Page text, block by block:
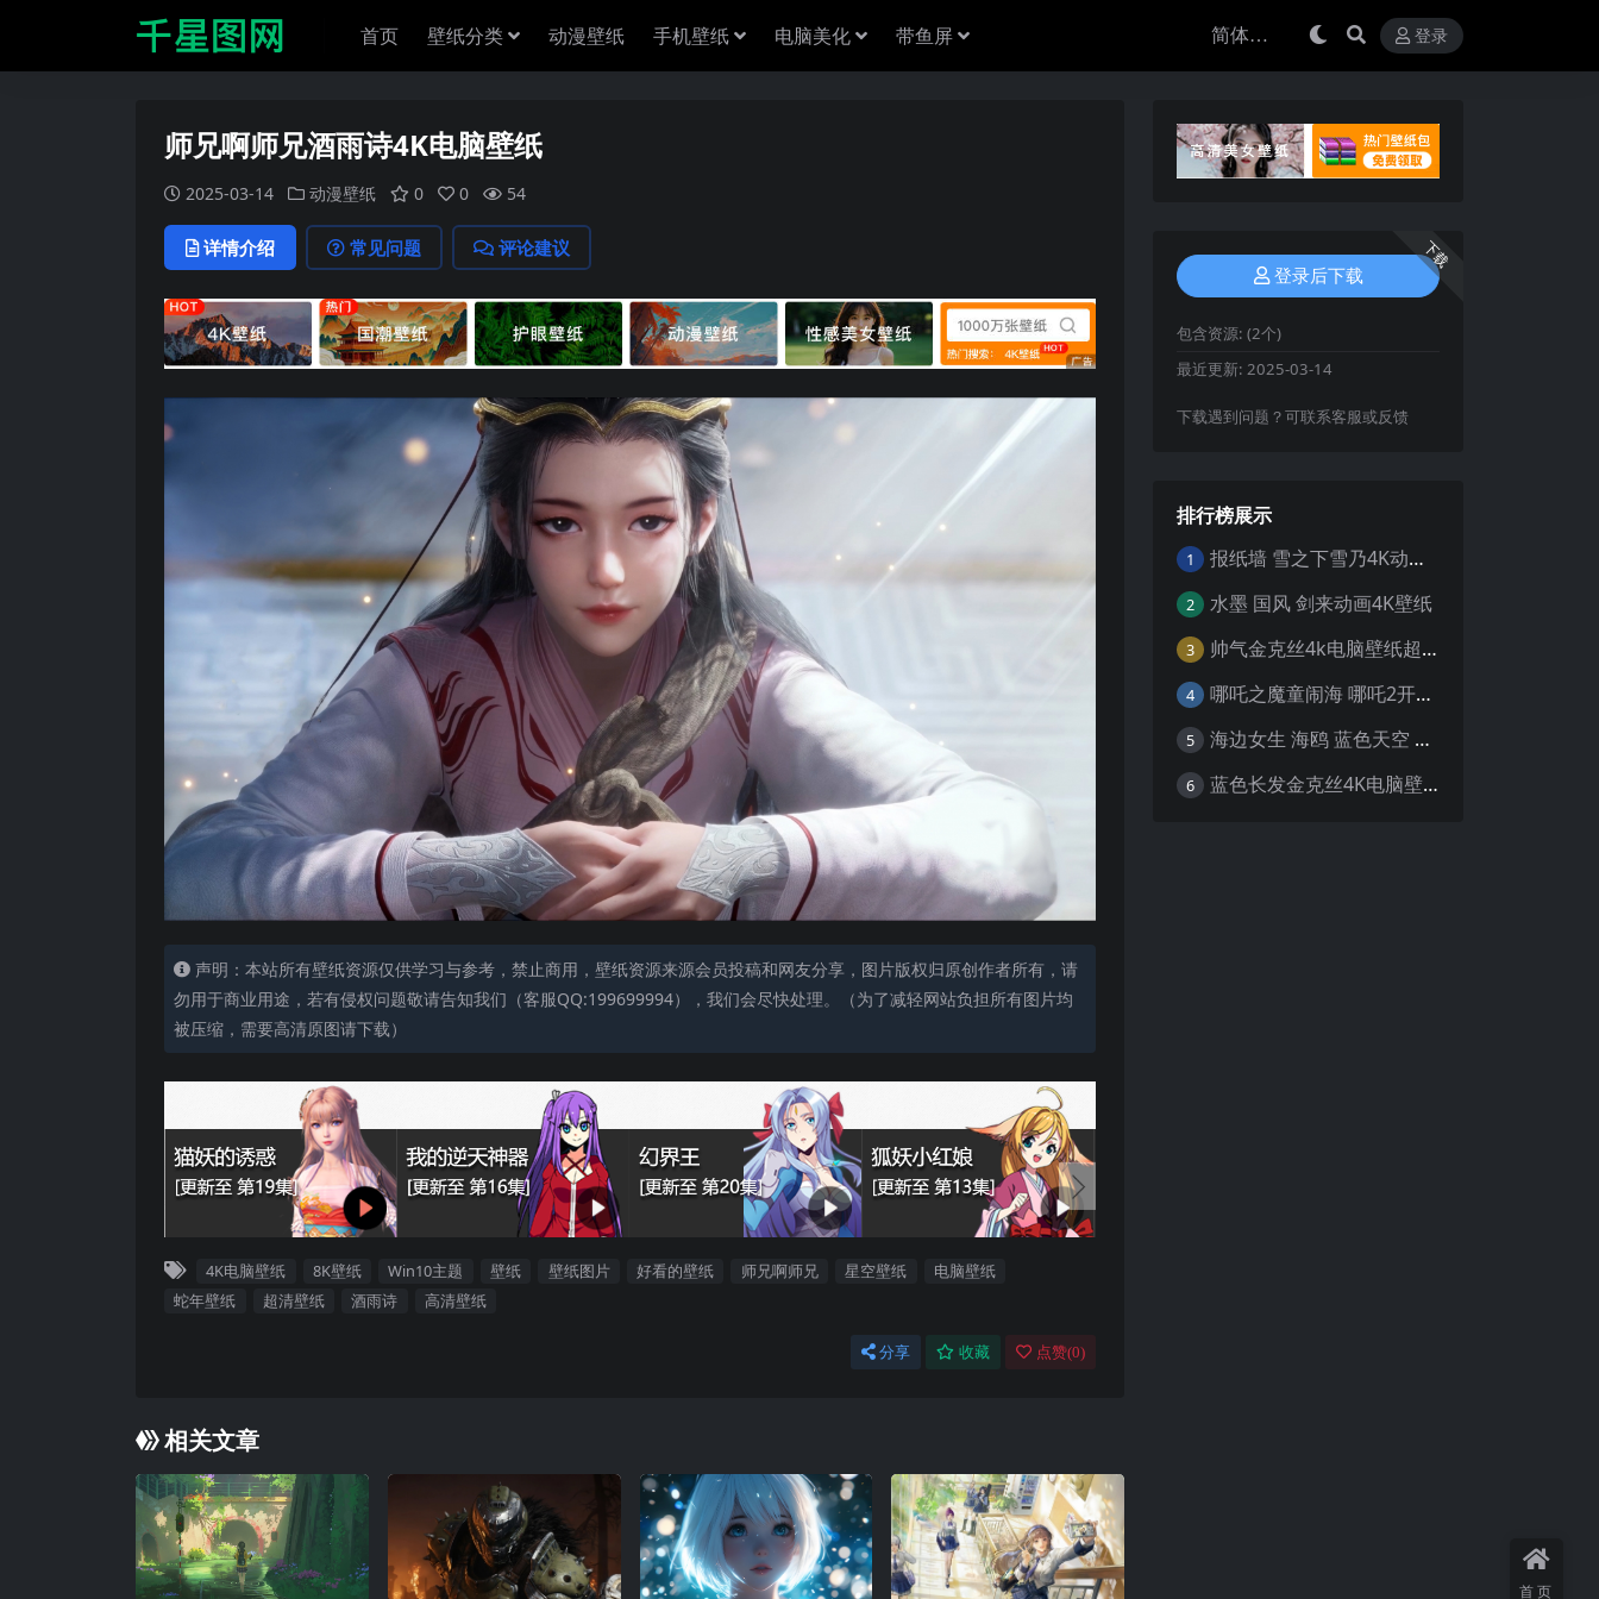
首页 壁纸分类 动漫壁纸 手机壁纸 电脑美化 带鱼屏 登录
师兄啊师兄酒雨诗4K电脑壁纸
2025-03-14 动漫壁纸 0 0 54
详情介绍 常见问题 评论建议
声明：本站所有壁纸资源仅供学习与参考，禁止商用，壁纸资源来源会员投稿和网友分享，图片版权归原创作者所有，请
勿用于商业用途，若有侵权问题敬请告知我们（客服QQ:199699994），我们会尽快处理。（为了减轻网站负担所有图片均
被压缩，需要高清原图请下载）
4K电脑壁纸 8K壁纸 Win10主题 壁纸 壁纸图片 好看的壁纸 师兄啊师兄 星空壁纸
电脑壁纸
蛇年壁纸
超清壁纸 酒雨诗 高清壁纸
分享 收藏 点赞(0)
相关文章
下载
登录后下载
包含资源: (2个)
最近更新: 2025-03-14
下载遇到问题？可联系客服或反馈
排行榜展示
1 报纸墙 雪之下雪乃4K动漫壁纸
2 水墨 国风 剑来动画4K壁纸
3 帅气金克丝4k电脑壁纸超清
4 哪吒之魔童闹海 哪吒2开场4K壁纸
5 海边女生 海鸥 蓝色天空 4K壁纸
6 蓝色长发金克丝4K电脑壁纸
首页